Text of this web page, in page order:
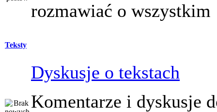
rozmawiać o wszystkim
Teksty
Dyskusje o tekstach
Komentarze i dyskusje